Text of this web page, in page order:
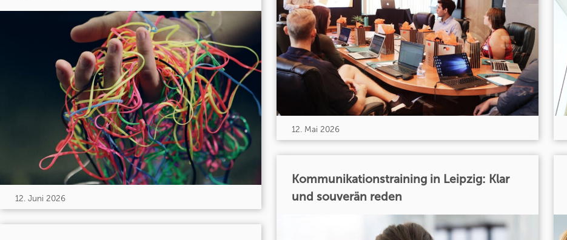
12. Juni 2026
12. Mai 2026
Kommunikationstraining in Leipzig: Klar
und souverän reden